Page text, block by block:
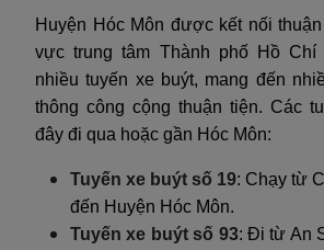
Huyện Hóc Môn được kết nối
vực trung tâm Thành phố Hồ Chí
nhiều tuyến xe buýt, mang đến
thông công cộng thuận tiện. Các
đây đi qua hoặc gần Hóc Môn:
Tuyến xe buýt số 19: Chạy từ
đến Huyện Hóc Môn.
Tuyến xe buýt số 93: Đi từ An